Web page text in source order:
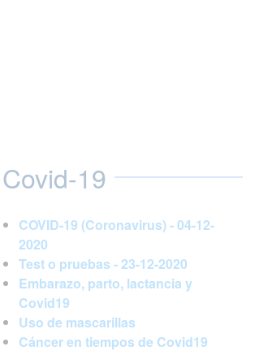
Covid-19
COVID-19 (Coronavirus) - 04-12-
2020
Test o pruebas - 23-12-2020
Embarazo, parto, lactancia y
Covid19
Uso de mascarillas
Cáncer en tiempos de Covid19